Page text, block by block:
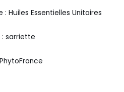
:Huiles Essentielles Unitaires
:sarriette
PhytoFrance